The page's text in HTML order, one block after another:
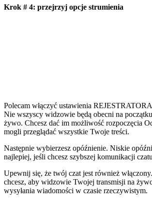
Krok # 4: przejrzyj opcje strumienia
Polecam włączyć ustawienia
Nie wszyscy widzowie będą obecni na
żywo. Chcesz dać im możliwość rozpoczęcia
mogli przeglądać wszystkie Twoje treści.
Następnie wybierzesz opóźnienie. Niskie
najlepiej, jeśli chcesz szybszej komunikacji
Upewnij się, że twój czat jest również
chcesz, aby widzowie Twojej transmisji na
wysyłania wiadomości w czasie rzeczywistym.